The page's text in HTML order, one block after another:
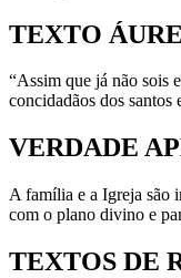
TEXTO
“Assim que já não sois
concidadãos dos
VERDADE
A família e a Igreja são
com o plano divino e
TEXTOS DE